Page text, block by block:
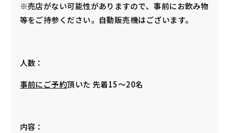
※売店がない可能性がありますので、事前にお飲み物
等をご持参ください。自動販売機はございます。
人数：
事前にご予約頂いた 先着15〜20名
内容：